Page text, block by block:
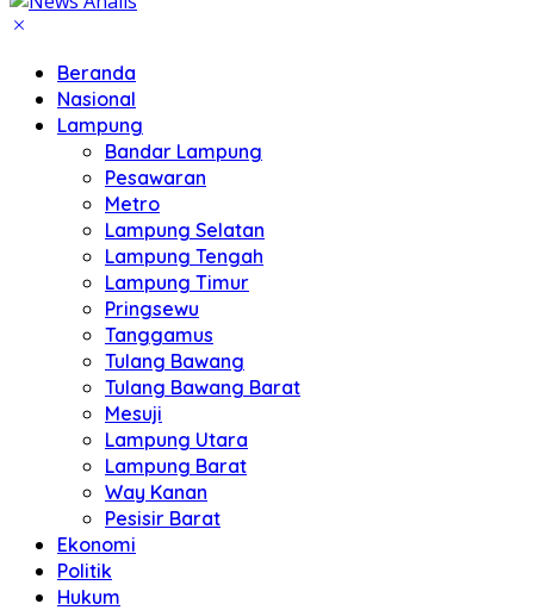
Beranda
Nasional
Lampung
Bandar Lampung
Pesawaran
Metro
Lampung Selatan
Lampung Tengah
Lampung Timur
Pringsewu
Tanggamus
Tulang Bawang
Tulang Bawang Barat
Mesuji
Lampung Utara
Lampung Barat
Way Kanan
Pesisir Barat
Ekonomi
Politik
Hukum